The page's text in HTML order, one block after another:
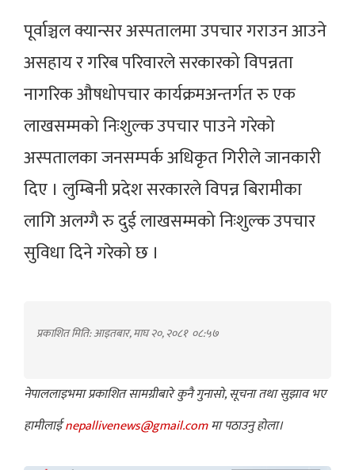
पूर्वाञ्चल क्यान्सर अस्पतालमा उपचार गराउन आउने
असहाय र गरिब परिवारले सरकारको विपन्नता
नागरिक औषधोपचार कार्यक्रमअन्तर्गत रु एक
लाखसम्मको निःशुल्क उपचार पाउने गरेको
अस्पतालका जनसम्पर्क अधिकृत गिरीले जानकारी
दिए । लुम्बिनी प्रदेश सरकारले विपन्न बिरामीका
लागि अलग्गै रु दुई लाखसम्मको निःशुल्क उपचार
सुविधा दिने गरेको छ ।
प्रकाशित मिति: आइतबार, माघ २०, २०८१ ०८:५७
नेपाललाइभमा प्रकाशित सामग्रीबारे कुनै गुनासो, सूचना तथा सुझाव भए
हामीलाईnepallivenews@gmail.comमा पठाउनु होला।